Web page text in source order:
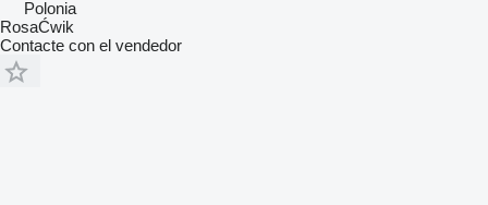
Polonia
RosaĆwik
Contacte con el vendedor